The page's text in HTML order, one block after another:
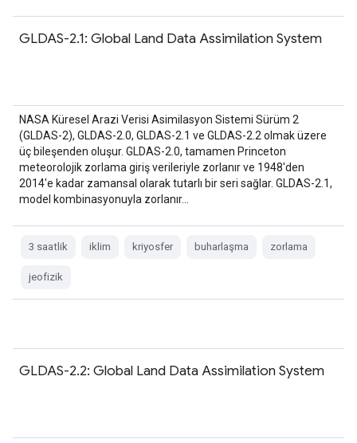
GLDAS-2.1: Global Land Data Assimilation System
NASA Küresel Arazi Verisi Asimilasyon Sistemi Sürüm 2
(GLDAS-2), GLDAS-2.0, GLDAS-2.1 ve GLDAS-2.2 olmak üzere
üç bileşenden oluşur. GLDAS-2.0, tamamen Princeton
meteorolojik zorlama giriş verileriyle zorlanır ve 1948'den
2014'e kadar zamansal olarak tutarlı bir seri sağlar. GLDAS-2.1,
model kombinasyonuyla zorlanır…
3 saatlik iklim kriyosfer buharlaşma zorlama
jeofizik
GLDAS-2.2: Global Land Data Assimilation System